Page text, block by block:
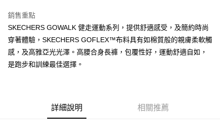
3.實際核准額度、可分期數及費用金額請依後續交易確認頁面所載為準。
4.訂單成立30分鐘內，如未前往確認交易或遇審核未通過，訂單將自動取
消。如遇「轉專審核」未通過狀況，表示未達大哥付你分期系統評分，恕無
法說明評估內容。
【繳款方式說明】
1.分期款項不併入電信帳單，「大哥付你分期」於每月結算日後寄送繳費提
宅配
銷售重點
SKECHERS GOWALK 健走運動系列，提供舒適感受，及簡約時尚
穿著體驗，SKECHERS GOFLEX™布料具有如棉質般的親膚柔軟觸
感，及高雅亞光光澤。高腰合身長褲，包覆性好，運動舒適自如，
是跑步和訓練最佳選擇。
詳細說明 相關推薦